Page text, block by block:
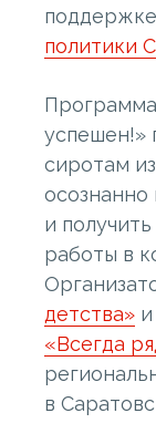
поддержке
политики
успешен!»
сиротам
и
работы в
детства»
«Всегда
в